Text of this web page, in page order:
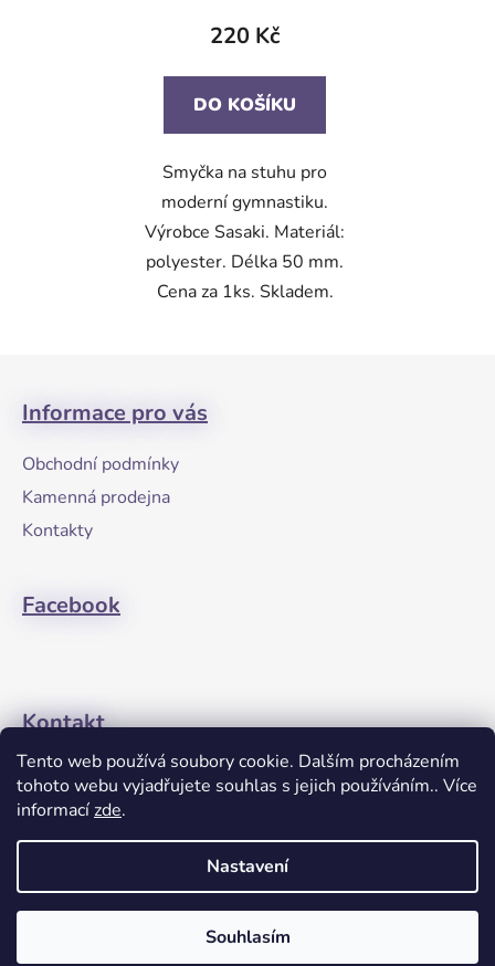
Tento web používá soubory cookie. Dalším procházením
tohoto webu vyjadřujete souhlas s jejich používáním.. Více
informacízde.
Nastavení
Souhlasím
220 Kč
DO KOŠÍKU
Smyčka na stuhu pro
moderní gymnastiku.
Výrobce Sasaki. Materiál:
polyester. Délka 50 mm.
Cena za 1ks. Skladem.
Informace pro vás
Obchodní podmínky
Kamenná prodejna
Kontakty
Facebook
Kontakt
+420608274762
Vytvořil Shoptet